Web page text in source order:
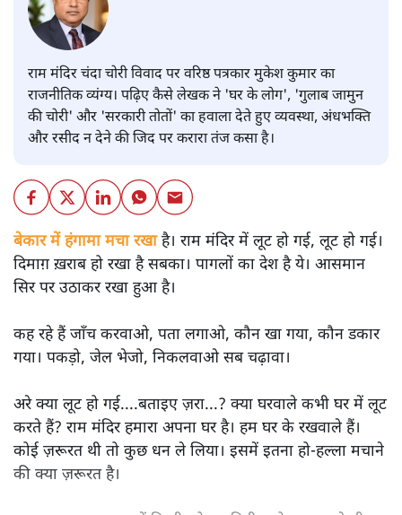
राम मंदिर चंदा चोरी विवाद पर वरिष्ठ पत्रकार मुकेश कुमार का
राजनीतिक व्यंग्य। पढ़िए कैसे लेखक ने 'घर के लोग', 'गुलाब जामुन
की चोरी' और 'सरकारी तोतों' का हवाला देते हुए व्यवस्था, अंधभक्ति
और रसीद न देने की जिद पर करारा तंज कसा है।
बेकार में हंगामा मचा रखाहै। राम मंदिर में लूट हो गई, लूट हो गई।
दिमाग़ ख़राब हो रखा है सबका। पागलों का देश है ये। आसमान
सिर पर उठाकर रखा हुआ है।
कह रहे हैं जाँच करवाओ, पता लगाओ, कौन खा गया, कौन डकार
गया। पकड़ो, जेल भेजो, निकलवाओ सब चढ़ावा।
अरे क्या लूट हो गई....बताइए ज़रा...? क्या घरवाले कभी घर में लूट
करते हैं? राम मंदिर हमारा अपना घर है। हम घर के रखवाले हैं।
कोई ज़रूरत थी तो कुछ धन ले लिया। इसमें इतना हो-हल्ला मचाने
की क्या ज़रूरत है।